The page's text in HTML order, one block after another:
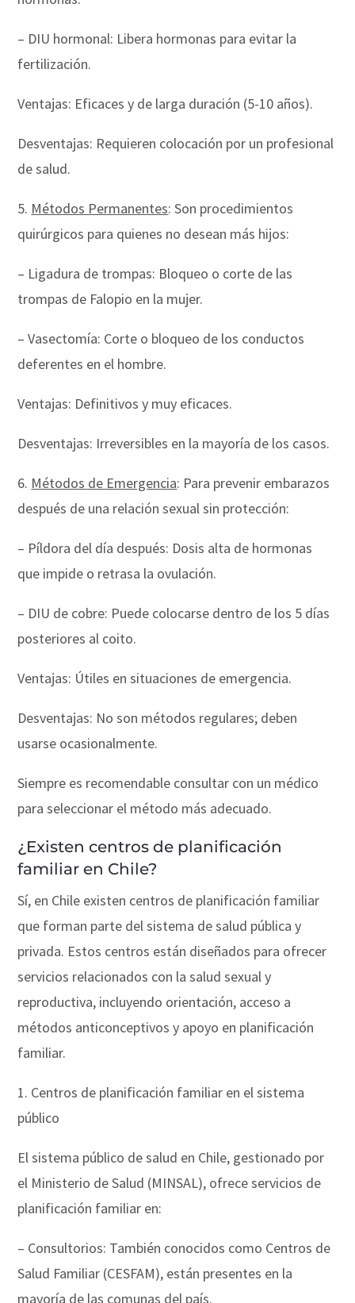
– DIU hormonal: Libera hormonas para evitar la
fertilización.
Ventajas: Eficaces y de larga duración (5-10 años).
Desventajas: Requieren colocación por un profesional
de salud.
5. Métodos Permanentes: Son procedimientos
quirúrgicos para quienes no desean más hijos:
– Ligadura de trompas: Bloqueo o corte de las
trompas de Falopio en la mujer.
– Vasectomía: Corte o bloqueo de los conductos
deferentes en el hombre.
Ventajas: Definitivos y muy eficaces.
Desventajas: Irreversibles en la mayoría de los casos.
6. Métodos de Emergencia: Para prevenir embarazos
después de una relación sexual sin protección:
– Píldora del día después: Dosis alta de hormonas
que impide o retrasa la ovulación.
– DIU de cobre: Puede colocarse dentro de los 5 días
posteriores al coito.
Ventajas: Útiles en situaciones de emergencia.
Desventajas: No son métodos regulares; deben
usarse ocasionalmente.
Siempre es recomendable consultar con un médico
para seleccionar el método más adecuado.
¿Existen centros de planificación
familiar en Chile?
Sí, en Chile existen centros de planificación familiar
que forman parte del sistema de salud pública y
privada. Estos centros están diseñados para ofrecer
servicios relacionados con la salud sexual y
reproductiva, incluyendo orientación, acceso a
métodos anticonceptivos y apoyo en planificación
familiar.
1. Centros de planificación familiar en el sistema
público
El sistema público de salud en Chile, gestionado por
el Ministerio de Salud (MINSAL), ofrece servicios de
planificación familiar en:
– Consultorios: También conocidos como Centros de
Salud Familiar (CESFAM), están presentes en la
mayoría de las comunas del país.